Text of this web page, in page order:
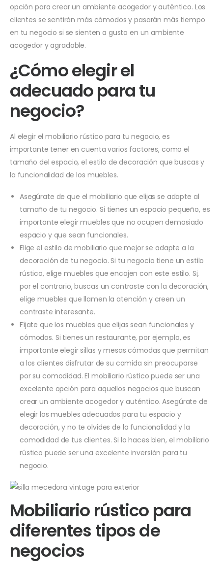
opción para crear un ambiente acogedor y auténtico. Los
clientes se sentirán más cómodos y pasarán más tiempo
en tu negocio si se sienten a gusto en un ambiente
acogedor y agradable.
¿Cómo elegir el
adecuado para tu
negocio?
Al elegir el mobiliario rústico para tu negocio, es
importante tener en cuenta varios factores, como el
tamaño del espacio, el estilo de decoración que buscas y
la funcionalidad de los muebles.
Asegúrate de que el mobiliario que elijas se adapte al
tamaño de tu negocio. Si tienes un espacio pequeño, es
importante elegir muebles que no ocupen demasiado
espacio y que sean funcionales.
Elige el estilo de mobiliario que mejor se adapte a la
decoración de tu negocio. Si tu negocio tiene un estilo
rústico, elige muebles que encajen con este estilo. Si,
por el contrario, buscas un contraste con la decoración,
elige muebles que llamen la atención y creen un
contraste interesante.
Fíjate que los muebles que elijas sean funcionales y
cómodos. Si tienes un restaurante, por ejemplo, es
importante elegir sillas y mesas cómodas que permitan
a los clientes disfrutar de su comida sin preocuparse
por su comodidad. El mobiliario rústico puede ser una
excelente opción para aquellos negocios que buscan
crear un ambiente acogedor y auténtico. Asegúrate de
elegir los muebles adecuados para tu espacio y
decoración, y no te olvides de la funcionalidad y la
comodidad de tus clientes. Si lo haces bien, el mobiliario
rústico puede ser una excelente inversión para tu
negocio.
Mobiliario rústico para
diferentes tipos de
negocios